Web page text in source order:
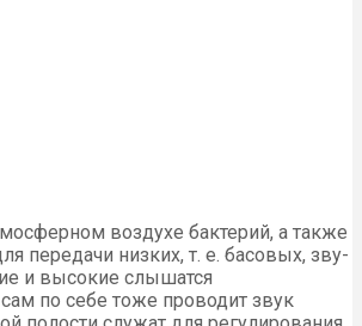
воз­духе бактерий, а также
передачи низких, т. е. басовых, зву­
и высокие слы­шатся
по себе тоже проводит звук